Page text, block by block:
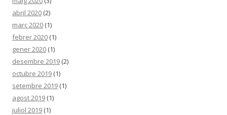
abril 2020 (2)
març 2020 (1)
febrer 2020 (1)
gener 2020 (1)
desembre 2019 (2)
octubre 2019 (1)
setembre 2019 (1)
agost 2019 (1)
juliol 2019 (1)